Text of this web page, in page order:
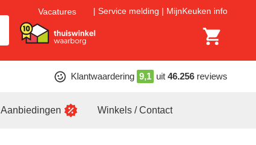
Vacatures Service melding MijnKeuken info
Klantwaardering 9,1 uit 46.256 reviews
Aanbiedingen Winkels / Contact